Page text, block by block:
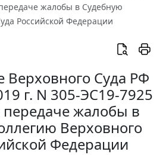
жалобы в Судебную
Российской Федерации
Верховного Суда РФ
г. N 305-ЭС19-7925
передаче жалобы в
Верховного
Федерации